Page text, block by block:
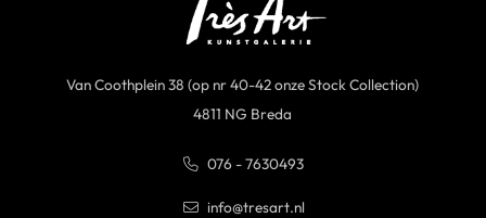
Van Coothplein 38 (op nr 40-42 onze Stock Collection)
4811 NG Breda
076 - 7630493
info@tresart.nl